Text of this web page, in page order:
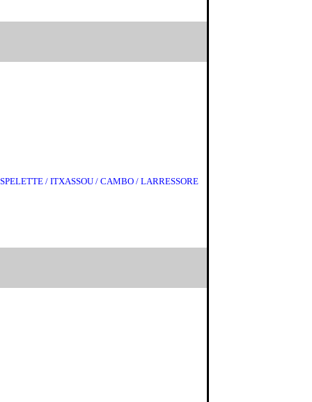
/ ITXASSOU / CAMBO / LARRESSORE